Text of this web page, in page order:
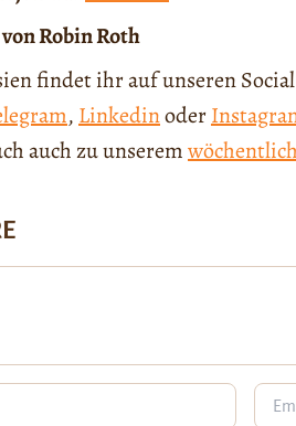
Robin Roth
findet ihr auf unseren
, Linkedinoder
auch zu unserem